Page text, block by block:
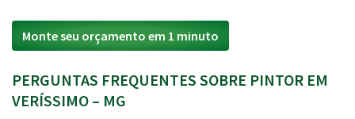
Monte seu orçamento em 1 minuto
PERGUNTAS FREQUENTES SOBRE PINTOR EM
VERÍSSIMO – MG